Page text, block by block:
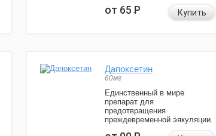
от 65Р Купить
Дапоксетин
60мг
Единственный в мире
препарат для
предотвращения
преждевременной эякуляции.